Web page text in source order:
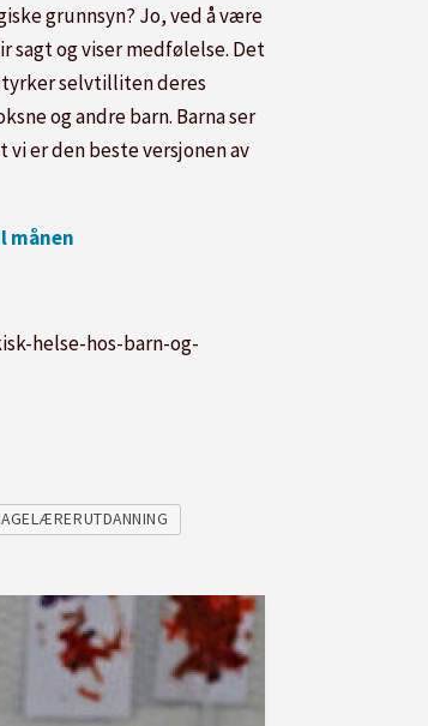
grunnsyn? Jo, ved å være
sagt og viser medfølelse. Det
selvtilliten deres
og andre barn. Barna ser
er den beste versjonen av
månen
helse-hos-barn-og-